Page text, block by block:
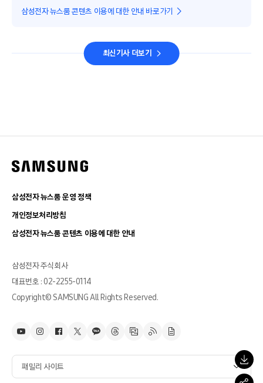
삼성전자 뉴스룸 콘텐츠 이용에 대한 안내 바로가기
최신기사 더보기
삼성전자 뉴스룸 운영 정책
개인정보처리방침
삼성전자 뉴스룸 콘텐츠 이용에 대한 안내
삼성전자 주식회사
대표번호 : 02-2255-0114
Copyright© SAMSUNG All Rights Reserved.
패밀리 사이트